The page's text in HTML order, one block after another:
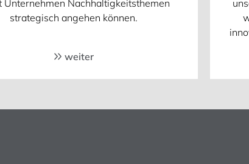
Unternehmen Nachhaltigkeitsthemen
strategisch angehen können.
weiter